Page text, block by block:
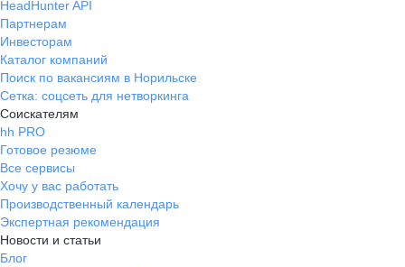
HeadHunter API
Партнерам
Инвесторам
Каталог компаний
Поиск по вакансиям в Норильске
Сетка: соцсеть для нетворкинга
Соискателям
hh PRO
Готовое резюме
Все сервисы
Хочу у вас работать
Производственный календарь
Экспертная рекомендация
Новости и статьи
Блог